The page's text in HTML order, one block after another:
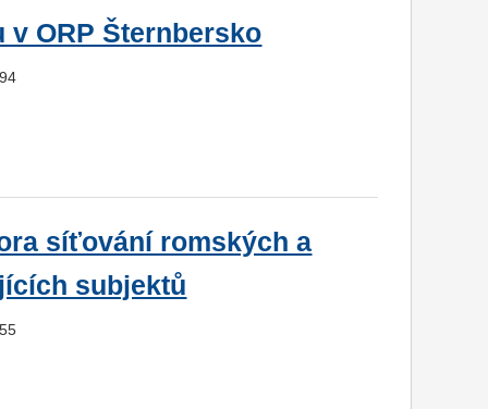
ORP Šternbersko
síťování romských a
subjektů